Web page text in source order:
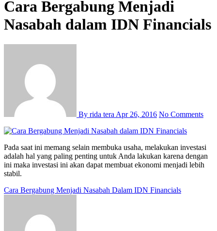
Cara Bergabung Menjadi
Nasabah dalam IDN Financials
By rida tera Apr 26, 2016 No Comments
Pada saat ini memang selain membuka usaha, melakukan investasi
adalah hal yang paling penting untuk Anda lakukan karena dengan
ini maka investasi ini akan dapat membuat ekonomi menjadi lebih
stabil.
Post
Cara Bergabung Menjadi Nasabah Dalam IDN Financials